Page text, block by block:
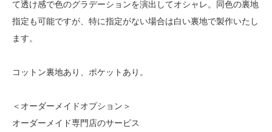
て透け感で色のグラデーションを演出してオシャレ。同色の裏地
指定も可能ですが、特に指定がない場合は白い裏地で製作いたし
ます。
コットン裏地あり、ポケットあり。
＜オーダーメイドオプション＞
オーダーメイド専門店のサービス